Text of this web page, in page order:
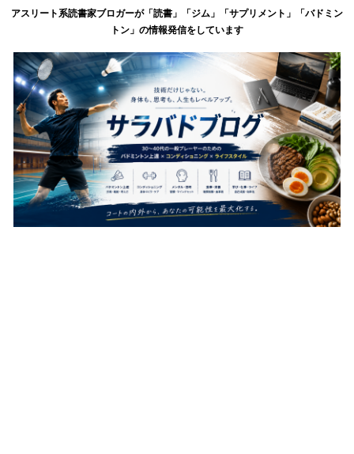
アスリート系読書家ブロガーが「読書」「ジム」「サプリメント」「バドミン
トン」の情報発信をしています